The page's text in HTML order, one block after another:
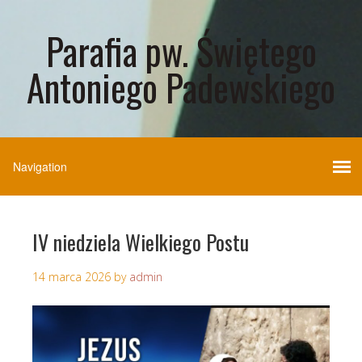
Parafia pw. Świętego
Antoniego Padewskiego
IV niedziela Wielkiego Postu
14 marca 2026 by admin